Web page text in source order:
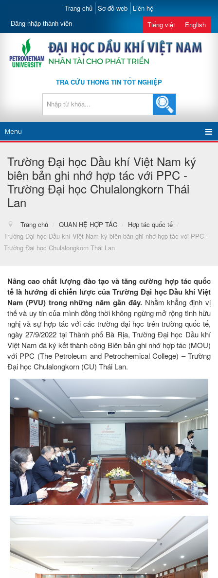
Trang chủ Sơ đồ web Liên hệ
Đăng nhập thành viên Tiếng việt English
TRA CỨU THÔNG TIN TỐT NGHIỆP
Menu
Trường Đại học Dầu khí Việt Nam ký
biên bản ghi nhớ hợp tác với PPC -
Trường Đại học Chulalongkorn Thái
Lan
Trang chủ / QUAN HỆ HỢP TÁC / Hợp tác quốc tế
/
Trường Đại học Dầu khí Việt Nam ký biên bản ghi nhớ hợp tác với PPC -
Trường Đại học Chulalongkorn Thái Lan
Nâng cao chất lượng đào tạo và tăng cường hợp tác quốc
tế là hướng đi chiến lược của Trường Đại học Dầu khí Việt
Nam (PVU) trong những năm gần đây.Nhằm khẳng định vị
thế và uy tín của mình đồng thời không ngừng mở rộng tình hữu
nghị và sự hợp tác với các trường đại học trên trường quốc tế,
ngày 27/9/2022 tại Thành phố Bà Rịa, Trường Đại học Dầu khí
Việt Nam đã ký kết thành công Biên bản ghi nhớ hợp tác (MOU)
với PPC (The Petroleum and Petrochemical College) – Trường
Đại học Chulalongkorn (CU) Thái Lan.